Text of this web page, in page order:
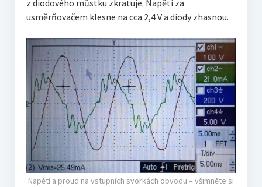
z diodového můstku zkratuje. Napětí za
usměrňovačem klesne na cca 2,4 V a diody zhasnou.
Napětí a proud na vstupních svorkách obvodu – všimněte si